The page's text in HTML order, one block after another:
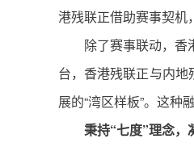
港残联正借助赛事契机
除了赛事联动，香
台，香港残联正与内
展的“湾区样板”。这种
秉持“七度”理念，